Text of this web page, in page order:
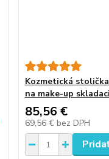
Kozmetická
na make-up
85,56 €
69,56 € bez DPH